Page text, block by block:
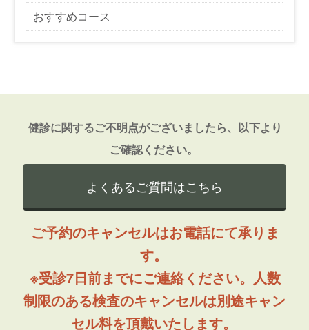
おすすめコース
健診に関するご不明点がございましたら、以下より
ご確認ください。
よくあるご質問はこちら
ご予約のキャンセルはお電話にて承りま
す。
※受診7日前までにご連絡ください。人数
制限のある検査のキャンセルは別途キャン
セル料を頂戴いたします。